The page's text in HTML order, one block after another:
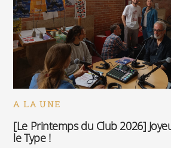
A LA UNE
[Le Printemps du Club 2026]
le Type !